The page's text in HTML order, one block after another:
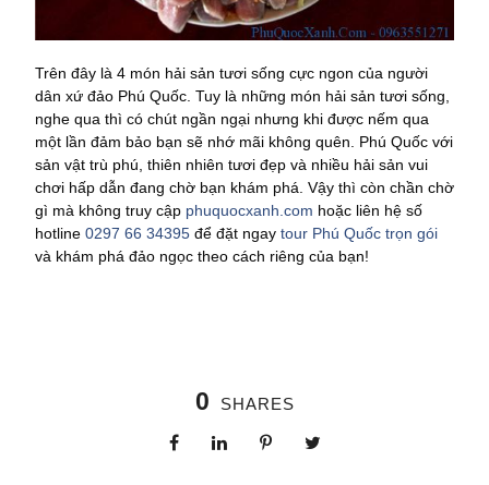
Trên đây là 4 món hải sản tươi sống cực ngon của người
dân xứ đảo Phú Quốc. Tuy là những món hải sản tươi sống,
nghe qua thì có chút ngần ngại nhưng khi được nếm qua
một lần đảm bảo bạn sẽ nhớ mãi không quên. Phú Quốc với
sản vật trù phú, thiên nhiên tươi đẹp và nhiều hải sản vui
chơi hấp dẫn đang chờ bạn khám phá. Vậy thì còn chần chờ
gì mà không truy cập phuquocxanh.com hoặc liên hệ số
hotline 0297 66 34395 để đặt ngay tour Phú Quốc trọn gói
và khám phá đảo ngọc theo cách riêng của bạn!
0 SHARES